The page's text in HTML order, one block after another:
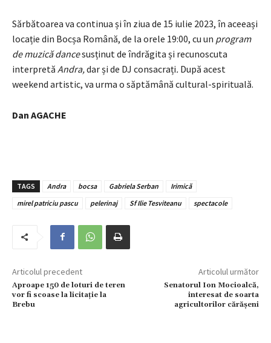
Sărbătoarea va continua și în ziua de 15 iulie 2023, în aceeași
locație din Bocșa Română, de la orele 19:00, cu un program
de muzică dancesusținut de îndrăgita și recunoscuta
interpretă Andra,dar și de DJ consacrați. După acest
weekend artistic, va urma o săptămână cultural-spirituală.
Dan AGACHE
TAGS Andra bocsa Gabriela Serban
Irimică
mirel patriciu pascu
pelerinaj Sf Ilie Tesviteanu spectacole
Articolul precedent
Aproape 150 de loturi de teren
vor fi scoase la licitație la
Brebu
Articolul următor
Senatorul Ion Mocioalcă,
interesat de soarta
agricultorilor cărășeni